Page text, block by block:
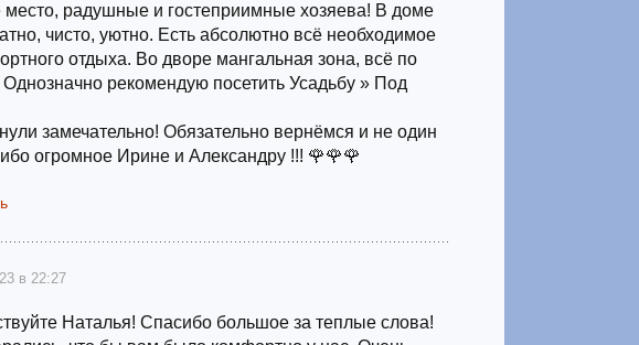
место, радушные и гостеприимные хозяева! В доме
чисто, уютно. Есть абсолютно всё необходимое
отдыха. Во дворе мангальная зона, всё по
Однозначно рекомендую посетить Усадьбу » Под
замечательно! Обязательно вернёмся и не один
огромное Ирине и Александру !!! 🌹🌹🌹
в 22:27
Наталья! Спасибо большое за теплые слова!